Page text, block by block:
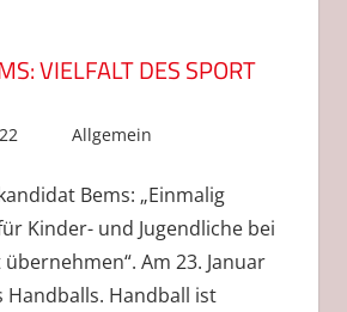
VIELFALT DES SPORT
Anke Hackethal
Allgemein
Bems: „Einmalig
Kinder- und Jugendliche bei
Am 23. Januar
Handballs. Handball ist